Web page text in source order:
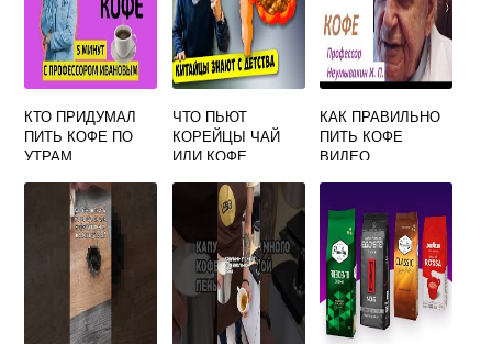
КТО ПРИДУМАЛ
ПИТЬ КОФЕ ПО
УТРАМ
ЧТО ПЬЮТ
КОРЕЙЦЫ ЧАЙ
ИЛИ КОФЕ
КАК ПРАВИЛЬНО
ПИТЬ КОФЕ
ВИДЕО